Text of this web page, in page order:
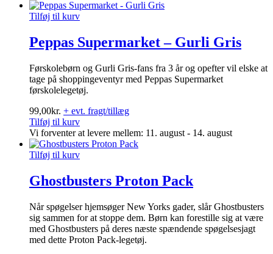
Tilføj til kurv
Peppas Supermarket – Gurli Gris
Førskolebørn og Gurli Gris-fans fra 3 år og opefter vil elske at
tage på shoppingeventyr med Peppas Supermarket
førskolelegetøj.
99,00kr. + evt. fragt/tillæg
Tilføj til kurv
Vi forventer at levere mellem: 11. august - 14. august
Tilføj til kurv
Ghostbusters Proton Pack
Når spøgelser hjemsøger New Yorks gader, slår Ghostbusters
sig sammen for at stoppe dem. Børn kan forestille sig at være
med Ghostbusters på deres næste spændende spøgelsesjagt
med dette Proton Pack-legetøj.